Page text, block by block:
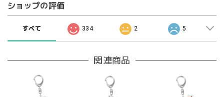
ショップの評価
すべて 334 2 5
関連商品